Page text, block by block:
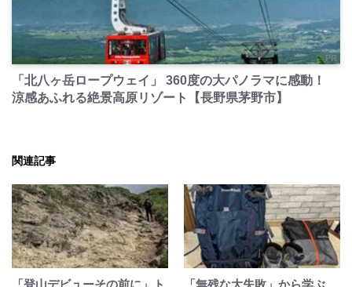
PR
「北八ヶ岳ロープウェイ」 360度の大パノラマに感動！
涼感あふれる絶景高原リゾート【長野県茅野市】
関連記事
「登山デビューその前に」ト 「無残な大失敗」から学ぶ